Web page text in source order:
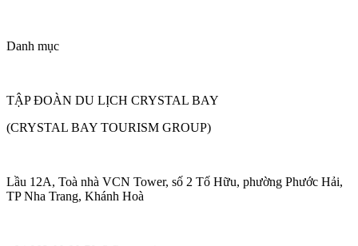
Danh mục
TẬP ĐOÀN DU LỊCH CRYSTAL BAY
(CRYSTAL BAY TOURISM GROUP)
Lầu 12A, Toà nhà VCN Tower, số 2 Tố Hữu, phường Phước Hải,
TP Nha Trang, Khánh Hoà